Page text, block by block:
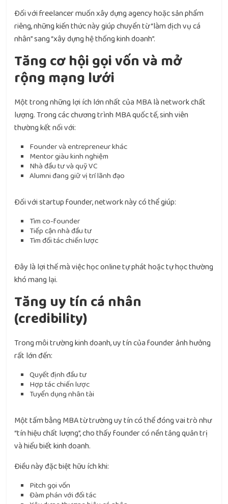
Đối với freelancer muốn xây dựng agency hoặc sản phẩm
riêng, những kiến thức này giúp chuyển từ “làm dịch vụ cá
nhân” sang “xây dựng hệ thống kinh doanh”.
Tăng cơ hội gọi vốn và mở
rộng mạng lưới
Một trong những lợi ích lớn nhất của MBA là network chất
lượng. Trong các chương trình MBA quốc tế, sinh viên
thường kết nối với:
Founder và entrepreneur khác
Mentor giàu kinh nghiệm
Nhà đầu tư và quỹ VC
Alumni đang giữ vị trí lãnh đạo
Đối với startup founder, network này có thể giúp:
Tìm co-founder
Tiếp cận nhà đầu tư
Tìm đối tác chiến lược
Đây là lợi thế mà việc học online tự phát hoặc tự học thường
khó mang lại.
Tăng uy tín cá nhân
(credibility)
Trong môi trường kinh doanh, uy tín của founder ảnh hưởng
rất lớn đến:
Quyết định đầu tư
Hợp tác chiến lược
Tuyển dụng nhân tài
Một tấm bằng MBA từ trường uy tín có thể đóng vai trò như
“tín hiệu chất lượng”, cho thấy founder có nền tảng quản trị
và hiểu biết kinh doanh.
Điều này đặc biệt hữu ích khi:
Pitch gọi vốn
Đàm phán với đối tác